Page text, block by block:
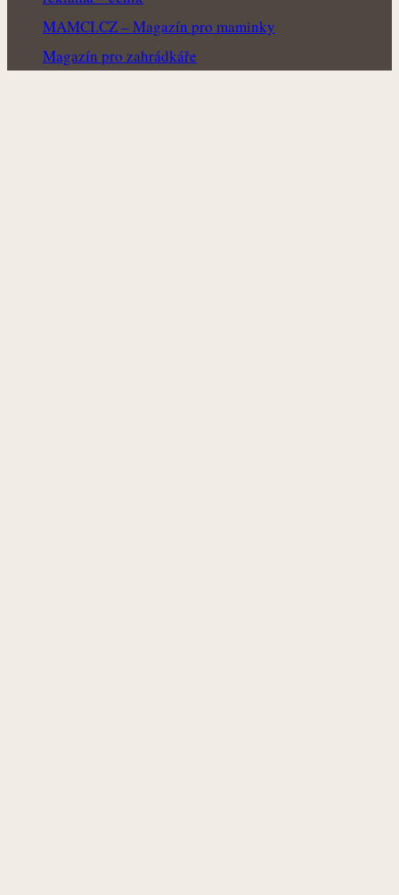
MAMCI.CZ – Magazín pro maminky
Magazín pro zahrádkáře